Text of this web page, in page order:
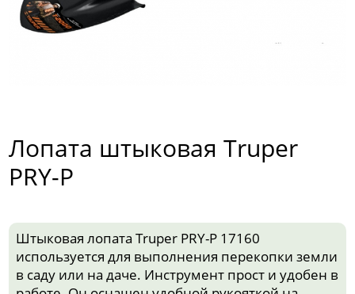
Лопата штыковая Truper
PRY-P
Штыковая лопата Truper PRY-P 17160
используется для выполнения перекопки земли
в саду или на даче. Инструмент прост и удобен в